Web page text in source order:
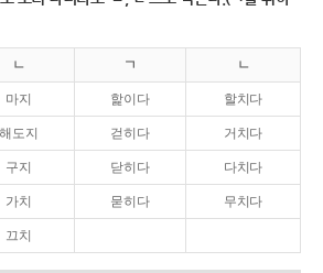
ㄴ ㄱ ㄴ
마지 핥이다 할치다
해도지 걷히다 거치다
구지 닫히다 다치다
가치 묻히다 무치다
끄치